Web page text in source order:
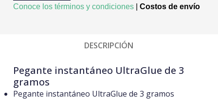
Conoce los términos y condiciones| Costos de envío
DESCRIPCIÓN
Pegante instantáneo UltraGlue de 3
gramos
Pegante instantáneo UltraGlue de 3 gramos